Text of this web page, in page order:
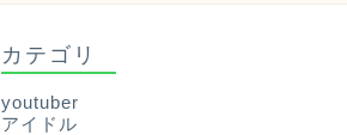
カテゴリ
youtuber
アイドル